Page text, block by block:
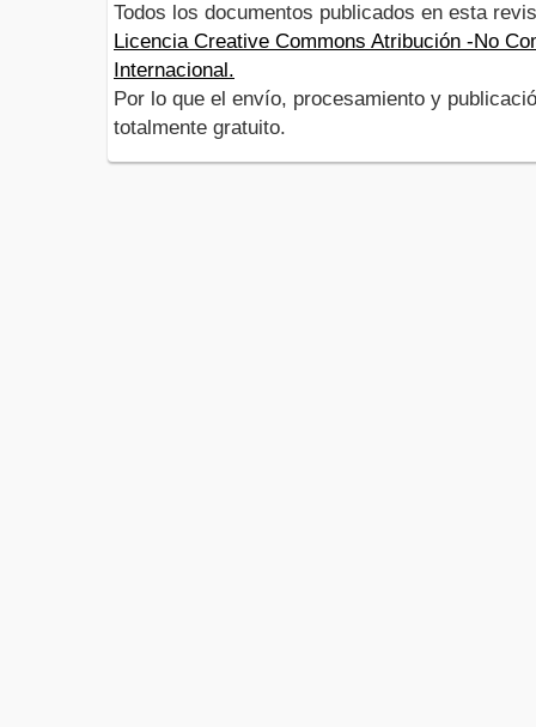
Todos los documentos publicados en esta
Licencia Creative Commons Atribución -No
Internacional.
Por lo que el envío, procesamiento y
totalmente gratuito.